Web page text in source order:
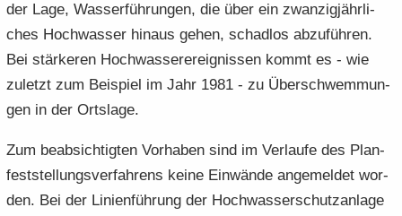
der Lage, Was­ser­füh­run­gen, die über ein zwan­zig­jähr­li­
ches Hoch­was­ser hin­aus gehen, schad­los ab­zu­füh­ren.
Bei stär­ke­ren Hoch­was­ser­er­eig­nis­sen kommt es - wie
zu­letzt zum Bei­spiel im Jahr 1981 - zu Über­schwem­mun­
gen in der Orts­la­ge.
Zum be­ab­sich­tig­ten Vor­ha­ben sind im Ver­lau­fe des Plan­
fest­stel­lungs­ver­fah­rens keine Ein­wän­de an­ge­mel­det wor­
den. Bei der Li­ni­en­füh­rung der Hoch­was­ser­schutz­an­la­ge